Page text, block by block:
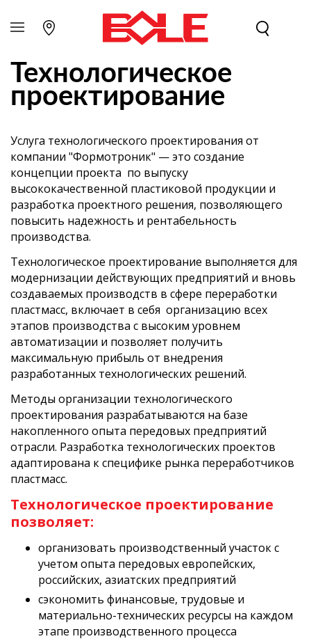
Технологическое
проектирование
Услуга технологического проектирования от
компании "Формотроник" — это создание
концепции проекта по выпуску
высококачественной пластиковой продукции и
разработка проектного решения, позволяющего
повысить надежность и рентабельность
производства.
Технологическое проектирование выполняется для
модернизации действующих предприятий и вновь
создаваемых производств в сфере переработки
пластмасс, включает в себя организацию всех
этапов производства с высоким уровнем
автоматизации и позволяет получить
максимальную прибыль от внедрения
разработанных технологических решений.
Методы организации технологического
проектирования разрабатываются на базе
накопленного опыта передовых предприятий
отрасли. Разработка технологических проектов
адаптирована к специфике рынка переработчиков
пластмасс.
Технологическое проектирование
позволяет:
организовать производственный участок с
учетом опыта передовых европейских,
российских, азиатских предприятий
сэкономить финансовые, трудовые и
материально-технических ресурсы на каждом
этапе производственного процесса